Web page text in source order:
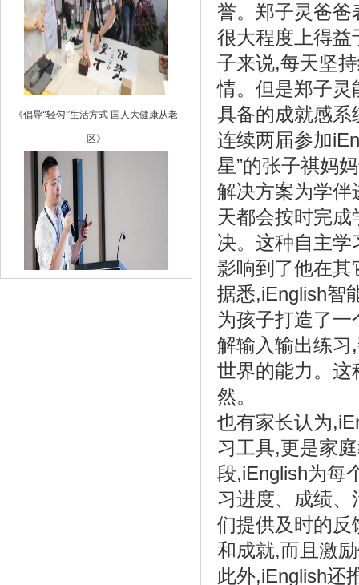
誉。郑子灵爸爸
很大程度上得益
子来说,每天坚
情。但是郑子灵
具备的成就感系
连续两届参加
星”的张子祺妈
解决方案为学伴
天都会按时完
决。这种自主
影响到了他在其
据悉,iEnglish智
为孩子打造了
解输入输出练习
世界的能力。这
然。
也有家长认为
习工具,更是家
段,iEnglish为每
习进度、成绩
们提供及时的反
和成就,而且激
此外,iEnglish还